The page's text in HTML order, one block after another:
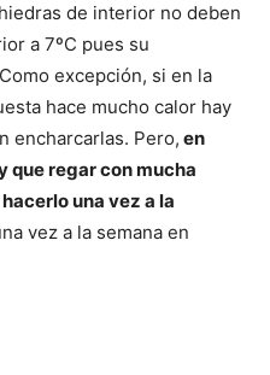
de interior no deben
a 7ºC pues su
excepción, si en la
hace mucho calor hay
encharcarlas. Pero, en
que regar con mucha
una vez a la
vez a la semana en